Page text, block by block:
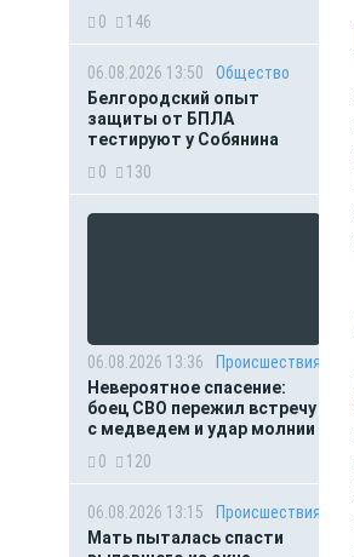
0
146
06.08.2026 13:50
Общество
Белгородский опыт
защиты от БПЛА
тестируют у Собянина
0
130
06.08.2026 13:36
Происшествия
Невероятное спасение:
боец СВО пережил встречу
с медведем и удар молнии
0
120
06.08.2026 13:15
Происшествия
Мать пыталась спасти